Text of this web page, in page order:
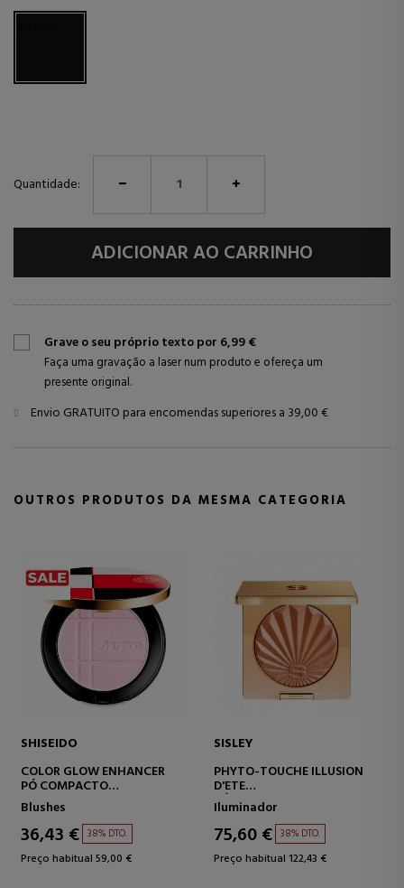
Quantidade:
ADICIONAR AO CARRINHO
Grave o seu próprio texto por 6,99 €
Faça uma gravação a laser num produto e ofereça um
presente original.
Envio GRATUITO para encomendas superiores a 39,00 €
OUTROS PRODUTOS DA MESMA CATEGORIA
SHISEIDO
COLOR GLOW ENHANCER
PÓ COMPACTO
MULTIFUNCIONAL
Blushes
36,43 € 38% DTO.
Preço habitual 59,00 €
SISLEY
PHYTO-TOUCHE ILLUSION
D'ETE
PÓ BRONZEADOR
Iluminador
75,60 € 38% DTO.
Preço habitual 122,43 €